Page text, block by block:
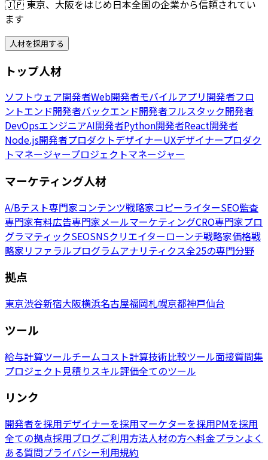
🇯🇵 東京、大阪をはじめ日本全国の企業から信頼されてい
ます
人材を採用する
トップ人材
ソフトウェア開発者Web開発者モバイルアプリ開発者フロ
ントエンド開発者バックエンド開発者フルスタック開発者
DevOpsエンジニアAI開発者Python開発者React開発者
Node.js開発者プロダクトデザイナーUXデザイナープロダク
トマネージャープロジェクトマネージャー
マーケティング人材
A/Bテスト専門家コンテンツ戦略家コピーライターSEO監査
専門家有料広告専門家メールマーケティングCRO専門家プロ
グラマティックSEOSNSクリエイターローンチ戦略家価格戦
略家リファラルプログラムアナリティクス全25の専門分野
拠点
東京渋谷新宿大阪横浜名古屋福岡札幌京都神戸仙台
ツール
給与計算ツールチームコスト計算技術比較ツール面接質問集
プロジェクト見積り スキル評価全てのツール
リンク
開発者を採用デザイナーを採用マーケターを採用PMを採用
全ての拠点採用ブログご利用方法人材の方へ料金プランよく
ある質問プライバシー利用規約